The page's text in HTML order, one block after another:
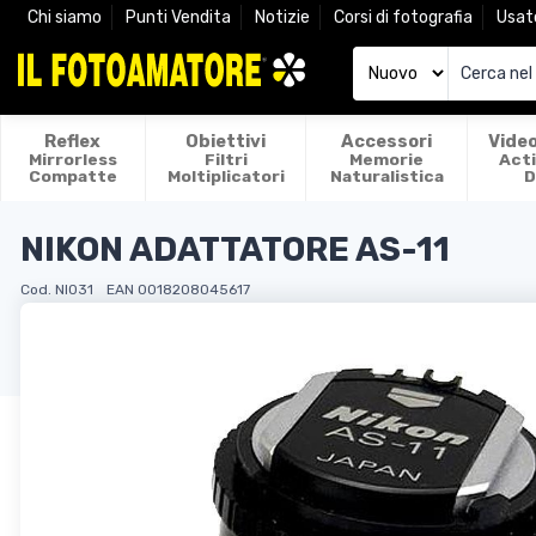
Chi siamo Punti Vendita Notizie Corsi di fotografia
Reflex
Mirrorless
Compatte
Obiettivi
Filtri
Moltiplicatori
Accessori
Memorie
Naturalistica
NIKON ADATTATORE AS-11
Cod. NI031 EAN 0018208045617